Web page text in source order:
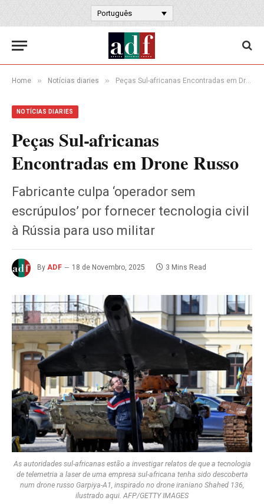
Português
Home » Notícias diaries » Peças Sul-africanas Encontradas em Drone Russo
NOTÍCIAS DIARIES
Peças Sul-africanas
Encontradas em Drone Russo
Fabricante culpa ‘operador sem
escrúpulos’ por fornecer tecnologia civil
à Rússia para uso militar
By ADF 18 de Novembro, 2025 3 Mins Read
As autoridades sul-africanas estão a investigar relatos de que a tecnologia
de telemetria a laser de uma empresa sul-africana tenha sido descoberta
num drone russo Garpiya-A1, inspirado no drone iraniano Shahed 136,
ilustrado aqui. AFP/GETTY IMAGES